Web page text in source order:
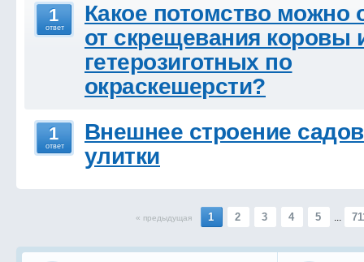
1
ответ
Какое потомство можно
от скрещевания коровы
гетерозиготных по
окраскешерсти?
1
ответ
Внешнее строение
улитки
« предыдущая 1 2 3 4 5 ...